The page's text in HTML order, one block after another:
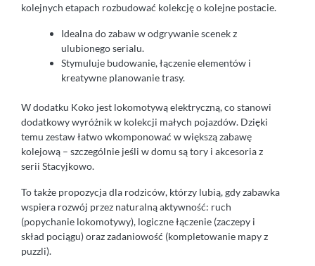
kolejnych etapach rozbudować kolekcję o kolejne postacie.
Idealna do zabaw w odgrywanie scenek z
ulubionego serialu.
Stymuluje budowanie, łączenie elementów i
kreatywne planowanie trasy.
W dodatku Koko jest lokomotywą elektryczną, co stanowi
dodatkowy wyróżnik w kolekcji małych pojazdów. Dzięki
temu zestaw łatwo wkomponować w większą zabawę
kolejową – szczególnie jeśli w domu są tory i akcesoria z
serii Stacyjkowo.
To także propozycja dla rodziców, którzy lubią, gdy zabawka
wspiera rozwój przez naturalną aktywność: ruch
(popychanie lokomotywy), logiczne łączenie (zaczepy i
skład pociągu) oraz zadaniowość (kompletowanie mapy z
puzzli).